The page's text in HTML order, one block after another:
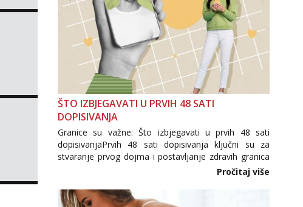
ŠTO IZBJEGAVATI U PRVIH 48 SATI
DOPISIVANJA
Granice su važne: Što izbjegavati u prvih 48 sati
dopisivanjaPrvih 48 sati dopisivanja ključni su za
stvaranje prvog dojma i postavljanje zdravih granica
u komunikaciji. Važno je izbjeći prebrzo otkrivanje
osobnih ili intimnih informacija, jer nepoznata osoba
još nije zaslužila to povjerenje. Takođe...
Pročitaj više